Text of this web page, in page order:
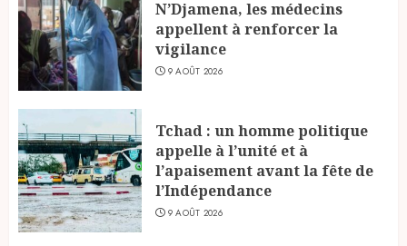
N’Djamena, les médecins
appellent à renforcer la
vigilance
9 AOÛT 2026
Tchad : un homme politique
appelle à l’unité et à
l’apaisement avant la fête de
l’Indépendance
9 AOÛT 2026